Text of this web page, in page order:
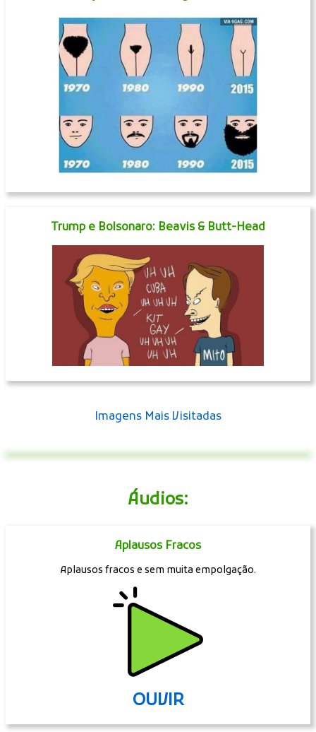
Trump e Bolsonaro: Beavis & Butt-Head
Imagens Mais Visitadas
Áudios:
Aplausos Fracos
Aplausos fracos e sem muita empolgação.
OUVIR